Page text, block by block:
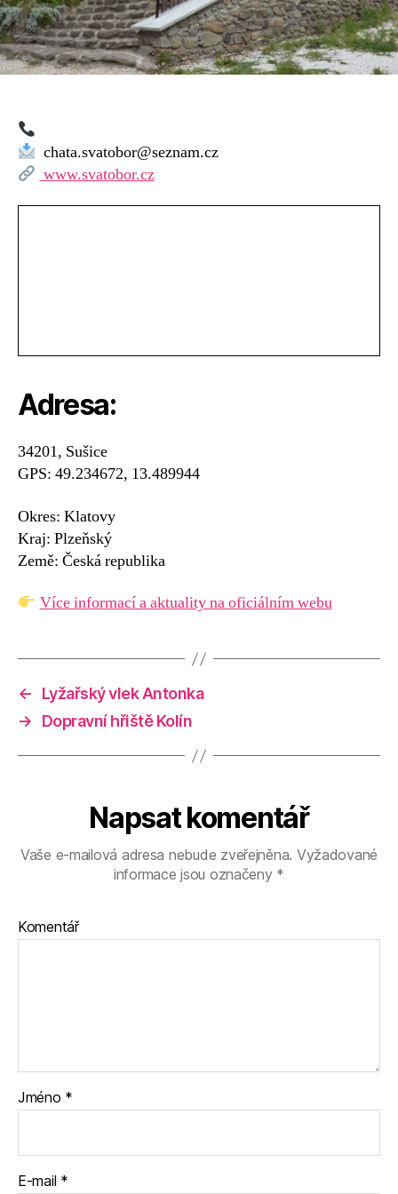
chata.svatobor@seznam.cz
www.svatobor.cz
Adresa:
34201, Sušice
GPS: 49.234672, 13.489944
Okres: Klatovy
Kraj: Plzeňský
Země: Česká republika
Více informací a aktuality na oficiálním webu
←
Lyžařský vlek Antonka
→
Dopravní hřiště Kolín
Napsat komentář
Vaše e-mailová adresa nebude zveřejněna. Vyžadované
informace jsou označeny *
Komentář
Jméno *
E-mail *